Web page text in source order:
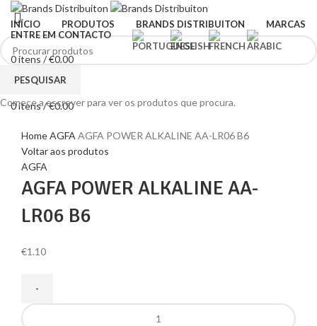
INÍCIO PRODUTOS BRANDS DISTRIBUITON
MARCAS
ENTRE EM CONTACTO
0itens /€0.00
Menu
0itens/€0.00
HomeAGFAAGFA POWER ALKALINE AA-LR06 B6
Voltar aos produtos
AGFA
AGFA POWER ALKALINE AA-
LR06 B6
€1.10
PESQUISAR
Comece a escrever para ver os produtos que procura.